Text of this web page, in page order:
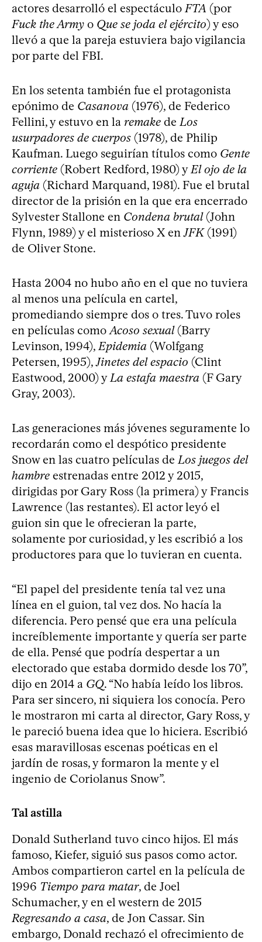
actores desarrolló el espectáculoFTA (por
Fuck the Army o Que se joda el ejército) y eso
llevó a que la pareja estuviera bajo vigilancia
por parte del FBI.
En los setenta también fue el protagonista
epónimo de Casanova (1976), de Federico
Fellini, y estuvo en la remake deLos
usurpadores de cuerpos (1978), de Philip
Kaufman. Luego seguirían títulos como Gente
corriente (Robert Redford, 1980) yEl ojo de la
aguja (Richard Marquand, 1981). Fue el brutal
director de la prisión en la que era encerrado
Sylvester Stallone en Condena brutal(John
Flynn, 1989) y el misterioso X enJFK(1991)
de Oliver Stone.
Hasta 2004 no hubo año en el que no tuviera
al menos una película en cartel,
promediando siempre dos o tres. Tuvo roles
en películas comoAcoso sexual(Barry
Levinson, 1994),Epidemia (Wolfgang
Petersen, 1995),Jinetes del espacio (Clint
Eastwood, 2000) yLa estafa maestra (F Gary
Gray, 2003).
Las generaciones más jóvenes seguramente lo
recordarán como el despótico presidente
Snow en las cuatro películas deLos juegos del
hambre estrenadas entre 2012 y 2015,
dirigidas por Gary Ross (la primera) y Francis
Lawrence (las restantes). El actor leyó el
guion sin que le ofrecieran la parte,
solamente por curiosidad, y les escribió a los
productores para que lo tuvieran en cuenta.
“El papel del presidente tenía tal vez una
línea en el guion, tal vez dos. No hacía la
diferencia. Pero pensé que era una película
increíblemente importante y quería ser parte
de ella. Pensé que podría despertar a un
electorado que estaba dormido desde los 70”,
dijo en 2014 a GQ. “No había leído los libros.
Para ser sincero, ni siquiera los conocía. Pero
le mostraron mi carta al director, Gary Ross, y
le pareció buena idea que lo hiciera. Escribió
esas maravillosas escenas poéticas en el
jardín de rosas, y formaron la mente y el
ingenio de Coriolanus Snow”.
Tal astilla
Donald Sutherland tuvo cinco hijos. El más
famoso, Kiefer, siguió sus pasos como actor.
Ambos compartieron cartel en la película de
1996 Tiempo para matar, de Joel
Schumacher, y en el western de 2015
Regresando a casa, de Jon Cassar. Sin
embargo, Donald rechazó el ofrecimiento de